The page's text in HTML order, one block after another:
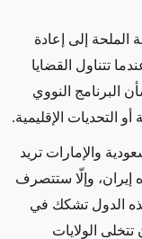
الملحة إلى إعادة
تتناول القضايا
البرنامج النووي
أو التحديات الإقليمية.
والإمارات تريد
وإلّا ستتصرف
هذه الدول تشكك في
الولايات